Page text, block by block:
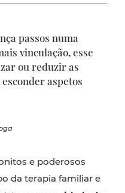
passos numa
vinculação, esse
ou reduzir as
aspetos
e poderosos
da terapia familiar e